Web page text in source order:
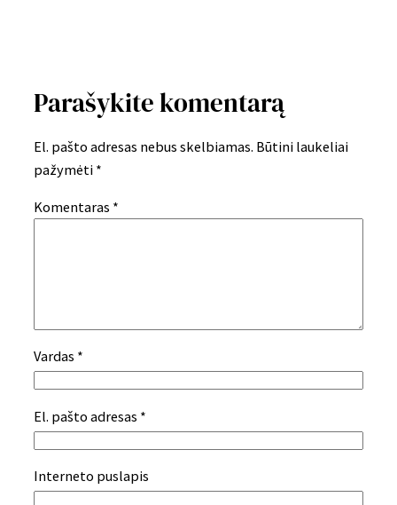
Parašykite komentarą
El. pašto adresas nebus skelbiamas. Būtini laukeliai
pažymėti *
Komentaras *
Vardas *
El. pašto adresas *
Interneto puslapis